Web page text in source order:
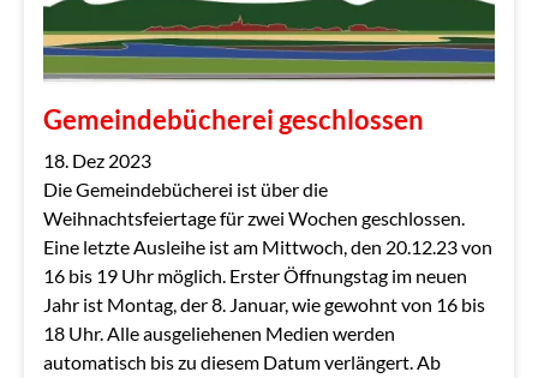
Gemeindebücherei geschlossen
18. Dez 2023
Die Gemeindebücherei ist über die
Weihnachtsfeiertage für zwei Wochen geschlossen.
Eine letzte Ausleihe ist am Mittwoch, den 20.12.23 von
16 bis 19 Uhr möglich. Erster Öffnungstag im neuen
Jahr ist Montag, der 8. Januar, wie gewohnt von 16 bis
18 Uhr. Alle ausgeliehenen Medien werden
automatisch bis zu diesem Datum verlängert. Ab